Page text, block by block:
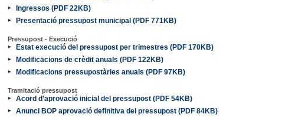
Ingressos (PDF 22KB)
Presentació pressupost municipal (PDF 771KB)
Pressupost - Execució
Estat execució del pressupost per trimestres (PDF 170KB)
Modificacions de crèdit anuals (PDF 122KB)
Modificacions pressupostàries anuals (PDF 97KB)
Tramitació pressupost
Acord d'aprovació inicial del pressupost (PDF 54KB)
Anunci BOP aprovació definitiva del pressupost (PDF 84KB)